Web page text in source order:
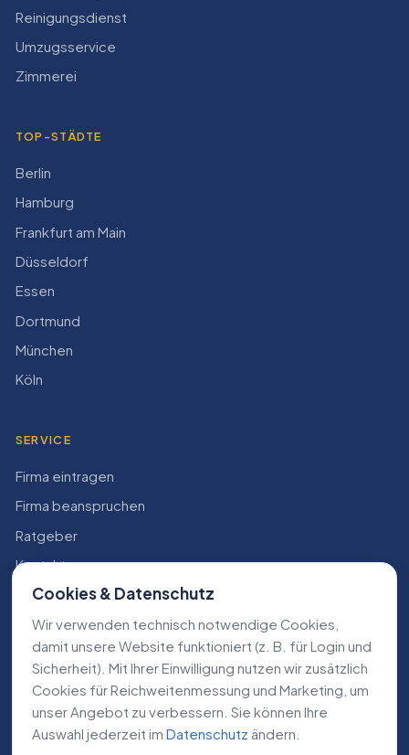
Reinigungsdienst
Umzugsservice
Zimmerei
TOP-STÄDTE
Berlin
Hamburg
Frankfurt am Main
Düsseldorf
Essen
Dortmund
München
Köln
SERVICE
Firma eintragen
Firma beanspruchen
Ratgeber
Kontakt
Konto
RECHTLICHES
Impressum
Datenschutz
AGB
Cookies & Datenschutz
Wir verwenden technisch notwendige Cookies,
damit unsere Website funktioniert (z. B. für Login und
Sicherheit). Mit Ihrer Einwilligung nutzen wir zusätzlich
Cookies für Reichweiten­messung und Marketing, um
unser Angebot zu verbessern. Sie können Ihre
Auswahl jederzeit im Datenschutz ändern.